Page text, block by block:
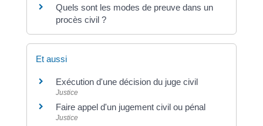
Quels sont les modes de preuve dans un
procès civil ?
Et aussi
Exécution d'une décision du juge civil
Justice
Faire appel d'un jugement civil ou pénal
Justice